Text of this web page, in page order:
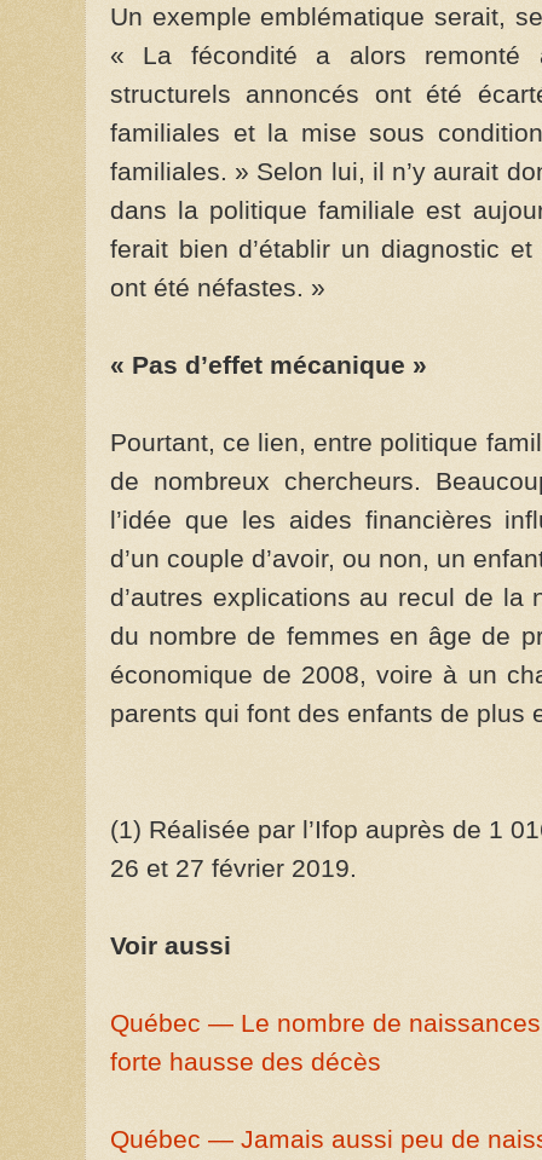
Un exemple emblématique serait,
« La fécondité a alors remonté
structurels annoncés ont été
familiales et la mise sous
familiales. » Selon lui, il n’y aurait
dans la politique familiale est
ferait bien d’établir un diagnostic
ont été néfastes. »
« Pas d’effet mécanique »
Pourtant, ce lien, entre politique
de nombreux chercheurs.
l’idée que les aides financières
d’un couple d’avoir, ou non, un
d’autres explications au recul de
du nombre de femmes en âge de
économique de 2008, voire à un
parents qui font des enfants de plus
(1) Réalisée par l’Ifop auprès de 1
26 et 27 février 2019.
Voir aussi
Québec — Le nombre de
forte hausse des décès
Québec — Jamais aussi peu de